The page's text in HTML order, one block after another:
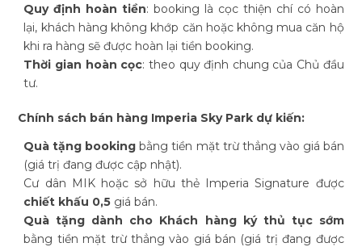
Quy định hoàn tiền: booking là cọc thiện chí có hoàn
lại, khách hàng không khớp căn hoặc không mua căn hộ
khi ra hàng sẽ được hoàn lại tiền booking.
Thời gian hoàn cọc: theo quy định chung của Chủ đầu
tư.
Chính sách bán hàng Imperia Sky Park dự kiến:
Quà tặng booking bằng tiền mặt trừ thẳng vào giá bán
(giá trị đang được cập nhật).
Cư dân MIK hoặc sở hữu thẻ Imperia Signature được
chiết khấu 0,5 giá bán.
Quà tặng dành cho Khách hàng ký thủ tục sớm
bằng tiền mặt trừ thẳng vào giá bán (giá trị đang được